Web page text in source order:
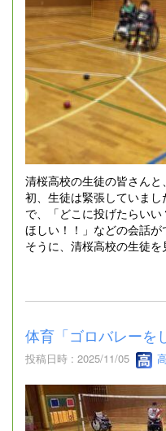
清桜高校の生徒の皆さん
初、生徒は緊張していま
で、「どこに投げたらい
ほしい！！」などの会話
そうに、清桜高校の生徒を
体育「ゴロバレーを
投稿日時 : 2025/11/05